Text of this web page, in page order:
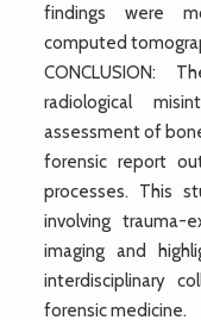
findings were
computed
CONCLUSION:
radiological
assessment of
forensic report
processes. This
involving trauma-
imaging and
interdisciplinary
forensic medicine.